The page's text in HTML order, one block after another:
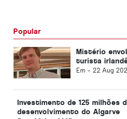
Popular
Mistério
turista
Em - 22 Aug
Investimento de 125 milhões
desenvolvimento do Algarve